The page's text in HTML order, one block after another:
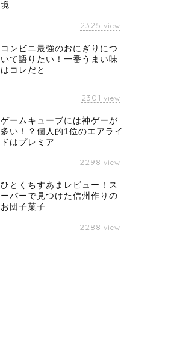
境
2325 view
コンビニ最強のおにぎりにつ
いて語りたい！一番うまい味
はコレだと
2301 view
ゲームキューブには神ゲーが
多い！？個人的1位のエアライ
ドはプレミア
2298 view
ひとくちすあまレビュー！ス
ーパーで見つけた信州作りの
お団子菓子
2288 view